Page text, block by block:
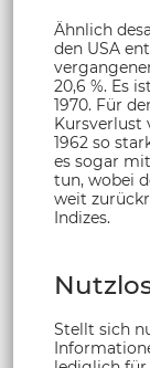
Ähnlich
den USA
20,6 %. Es
1970. Für
Kursverlust
1962 so
es sogar
tun, wobei
weit
Indizes.
Stellt sich